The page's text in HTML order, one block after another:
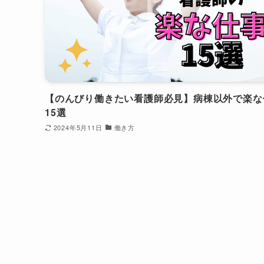
【のんびり働きたい看護師必見】病棟以外で楽
15選
2024年5月11日 働き方